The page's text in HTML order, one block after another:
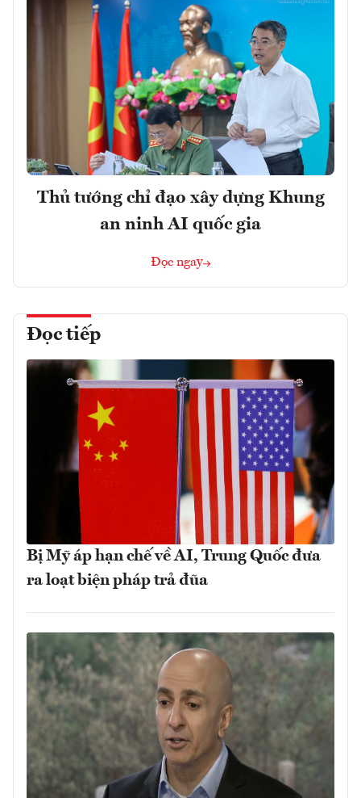
Thủ tướng chỉ đạo xây dựng Khung
an ninh AI quốc gia
Đọc ngay
Đọc tiếp
Bị Mỹ áp hạn chế về AI, Trung Quốc đưa
ra loạt biện pháp trả đũa